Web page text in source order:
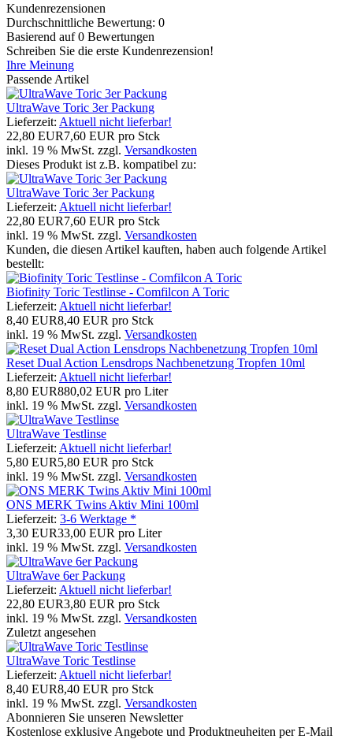
Kundenrezensionen
Durchschnittliche Bewertung: 0
Basierend auf 0 Bewertungen
Schreiben Sie die erste Kundenrezension!
Ihre Meinung
Passende Artikel
UltraWave Toric 3er Packung
Lieferzeit: Aktuell nicht lieferbar!
22,80 EUR7,60 EUR pro Stck
inkl. 19 % MwSt. zzgl. Versandkosten
Dieses Produkt ist z.B. kompatibel zu:
UltraWave Toric 3er Packung
Lieferzeit: Aktuell nicht lieferbar!
22,80 EUR7,60 EUR pro Stck
inkl. 19 % MwSt. zzgl. Versandkosten
Kunden, die diesen Artikel kauften, haben auch folgende Artikel
bestellt:
Biofinity Toric Testlinse - Comfilcon A Toric
Lieferzeit: Aktuell nicht lieferbar!
8,40 EUR8,40 EUR pro Stck
inkl. 19 % MwSt. zzgl. Versandkosten
Reset Dual Action Lensdrops Nachbenetzung Tropfen 10ml
Lieferzeit: Aktuell nicht lieferbar!
8,80 EUR880,02 EUR pro Liter
inkl. 19 % MwSt. zzgl. Versandkosten
UltraWave Testlinse
Lieferzeit: Aktuell nicht lieferbar!
5,80 EUR5,80 EUR pro Stck
inkl. 19 % MwSt. zzgl. Versandkosten
ONS MERK Twins Aktiv Mini 100ml
Lieferzeit: 3-6 Werktage *
3,30 EUR33,00 EUR pro Liter
inkl. 19 % MwSt. zzgl. Versandkosten
UltraWave 6er Packung
Lieferzeit: Aktuell nicht lieferbar!
22,80 EUR3,80 EUR pro Stck
inkl. 19 % MwSt. zzgl. Versandkosten
Zuletzt angesehen
UltraWave Toric Testlinse
Lieferzeit: Aktuell nicht lieferbar!
8,40 EUR8,40 EUR pro Stck
inkl. 19 % MwSt. zzgl. Versandkosten
Abonnieren Sie unseren Newsletter
Kostenlose exklusive Angebote und Produktneuheiten per E-Mail